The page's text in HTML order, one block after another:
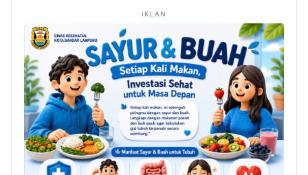
IKLAN